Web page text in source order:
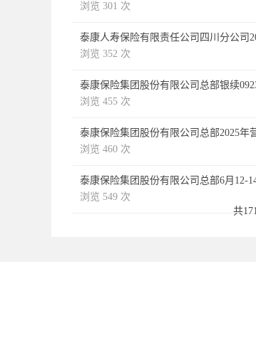
浏览 301 次
泰康人寿保险有限责任公司四川分公司
浏览 352 次
泰康保险集团股份有限公司总部银续
浏览 455 次
泰康保险集团股份有限公司总部2025
浏览 460 次
泰康保险集团股份有限公司总部6月12-
浏览 549 次
共